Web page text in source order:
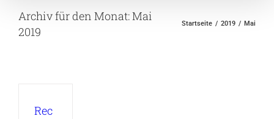
Archiv für den Monat:Mai
2019
Startseite 2019 Mai
Rec